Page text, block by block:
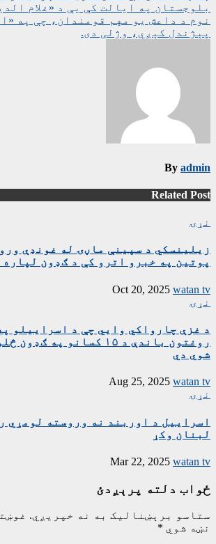
بلوجستان په ایالت کې یې د «غلام
نوم د داعش یو مهم قومندان، چې په
پېژندل کېږي، وژلی دی.
By admin
Related Post
نړۍ
زیلینسکي د سپینې ماڼۍ له غونډې
پوتین په خبرو اترو کې د ګډون لپاره
Oct 20, 2025 watan tv
نړۍ
د غزې چارواکي وايي چې د اسراییلو
روغتون باندې د ۱۵ کسانو
شوي دي
Aug 25, 2025 watan tv
نړۍ
اسراییل د اوربند نه وروسته لومړي
لبنان وکړ
Mar 22, 2025 watan tv
ځواب دلته پرېږدئ
ستاسو برېښناليک به نه خپريږي.
نښه شوي *